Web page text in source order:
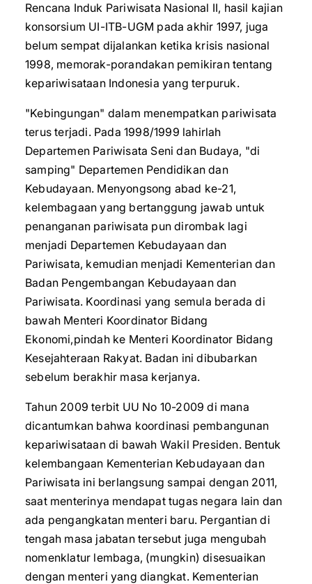
Rencana Induk Pariwisata Nasional II, hasil kajian
konsorsium UI-ITB-UGM pada akhir 1997, juga
belum sempat dijalankan ketika krisis nasional
1998, memorak-porandakan pemikiran tentang
kepariwisataan Indonesia yang terpuruk.
"Kebingungan" dalam menempatkan pariwisata
terus terjadi. Pada 1998/1999 lahirlah
Departemen Pariwisata Seni dan Budaya, "di
samping" Departemen Pendidikan dan
Kebudayaan. Menyongsong abad ke-21,
kelembagaan yang bertanggung jawab untuk
penanganan pariwisata pun dirombak lagi
menjadi Departemen Kebudayaan dan
Pariwisata, kemudian menjadi Kementerian dan
Badan Pengembangan Kebudayaan dan
Pariwisata. Koordinasi yang semula berada di
bawah Menteri Koordinator Bidang
Ekonomi,pindah ke Menteri Koordinator Bidang
Kesejahteraan Rakyat. Badan ini dibubarkan
sebelum berakhir masa kerjanya.
Tahun 2009 terbit UU No 10-2009 di mana
dicantumkan bahwa koordinasi pembangunan
kepariwisataan di bawah Wakil Presiden. Bentuk
kelembangaan Kementerian Kebudayaan dan
Pariwisata ini berlangsung sampai dengan 2011,
saat menterinya mendapat tugas negara lain dan
ada pengangkatan menteri baru. Pergantian di
tengah masa jabatan tersebut juga mengubah
nomenklatur lembaga, (mungkin) disesuaikan
dengan menteri yang diangkat. Kementerian